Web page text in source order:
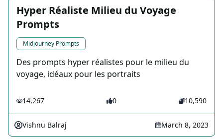
Hyper Réaliste Milieu du Voyage
Prompts
Midjourney Prompts
Des prompts hyper réalistes pour le milieu du
voyage, idéaux pour les portraits
14,267 0 10,590
Vishnu Balraj March 8, 2023